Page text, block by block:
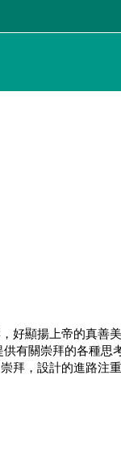
好顯揚上帝的真善
有關崇拜的各種思
拜，設計的進路注